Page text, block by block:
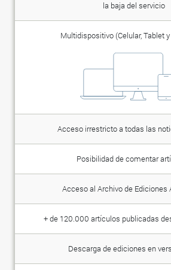
la baja del servicio
Multidispositivo (Celular, Tablet y
Acceso irrestricto a todas las
Posibilidad de comentar
Acceso al Archivo de Ediciones
+ de 120.000 artículos publicadas
Descarga de ediciones en